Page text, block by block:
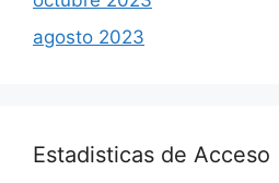
agosto 2023
Estadisticas de Acceso